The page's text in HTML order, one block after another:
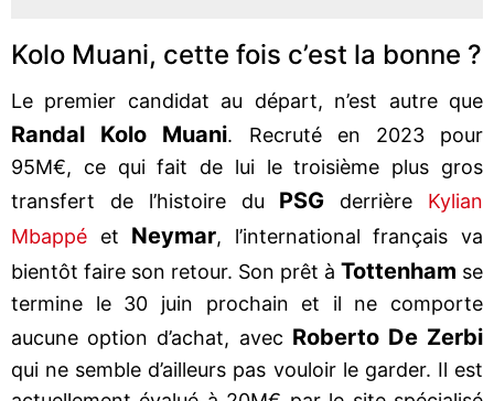
Kolo Muani, cette fois c’est la bonne ?
Le premier candidat au départ, n’est autre que
Randal Kolo Muani. Recruté en 2023 pour
95M€, ce qui fait de lui le troisième plus gros
transfert de l’histoire du PSG derrière
Kylian
Mbappé et Neymar, l’international français va
bientôt faire son retour. Son prêt à Tottenham se
termine le 30 juin prochain et il ne comporte
aucune option d’achat, avec Roberto De Zerbi
qui ne semble d’ailleurs pas vouloir le garder. Il est